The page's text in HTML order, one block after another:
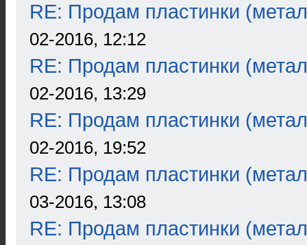
RE: Продам пластинки
02-2016, 12:12
RE: Продам пластинки
02-2016, 13:29
RE: Продам пластинки
02-2016, 19:52
RE: Продам пластинки
03-2016, 13:08
RE: Продам пластинки